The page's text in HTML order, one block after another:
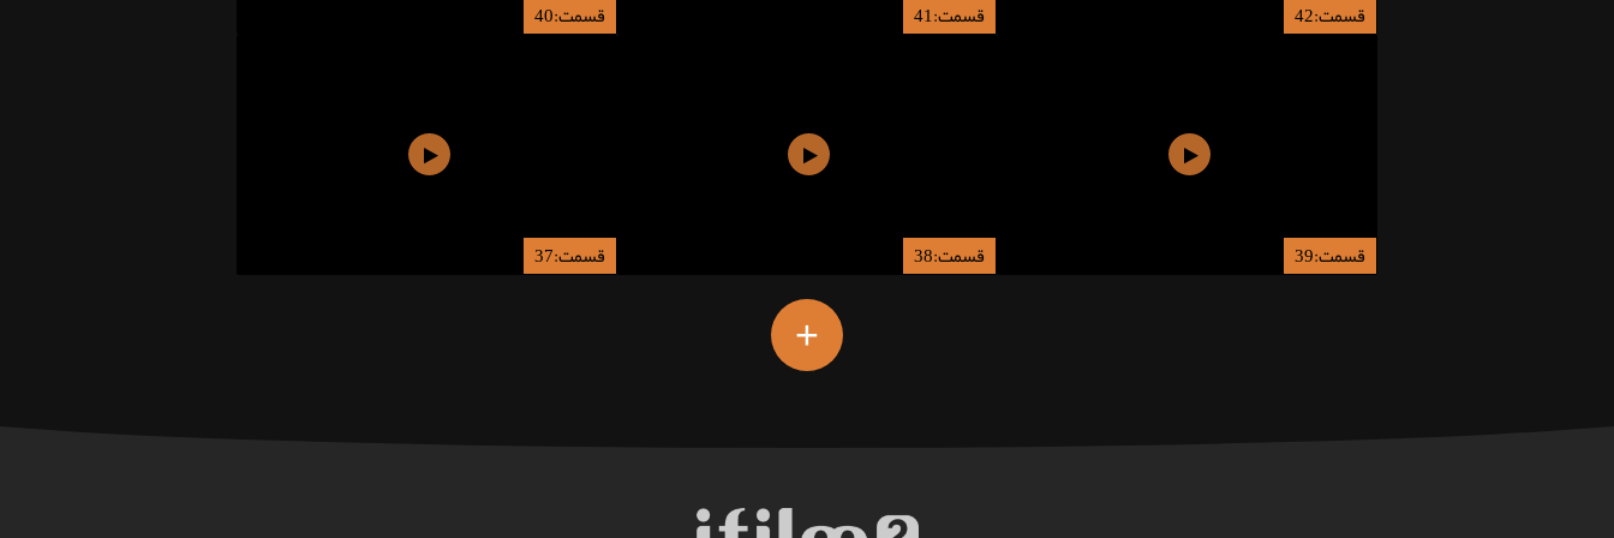
قسمت:42 قسمت:41 قسمت:40
قسمت:39 قسمت:38 قسمت:37
+